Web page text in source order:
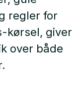
regler for
kørsel, giver
over både